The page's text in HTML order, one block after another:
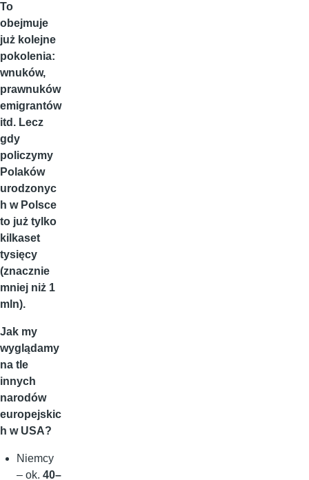
To
obejmuje
już kolejne
pokolenia:
wnuków,
prawnuków
emigrantów
itd. Lecz
gdy
policzymy
Polaków
urodzonyc
h w Polsce
to już tylko
kilkaset
tysięcy
(znacznie
mniej niż 1
mln).
Jak my
wyglądamy
na tle
innych
narodów
europejskic
h w USA?
Niemcy
– ok. 40–